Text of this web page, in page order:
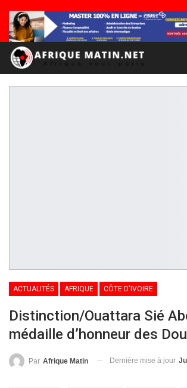
ACTUALITÉS AFRIQUE CÔTE D'IVOIRE
Distinction/Ouattara Sié
médaille d’honneur des
Par Afrique Matin Dernière mise à jour